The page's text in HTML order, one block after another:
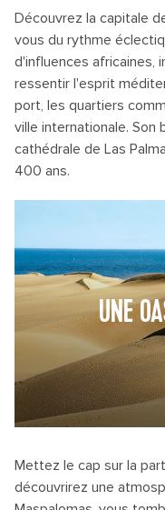
Découvrez la capitale
vous du rythme
d'influences africaines,
ressentir l'esprit
port, les quartiers
ville internationale. Son
cathédrale de Las
400 ans.
UNE
Mettez le cap sur la
découvrirez une